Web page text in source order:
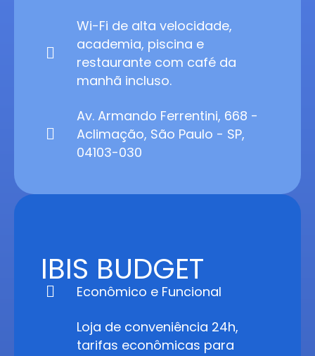
Wi-Fi de alta velocidade,
academia, piscina e
restaurante com café da
manhã incluso.
Av. Armando Ferrentini, 668 -
Aclimação, São Paulo - SP,
04103-030
IBIS BUDGET
Econômico e Funcional
Loja de conveniência 24h,
tarifas econômicas para